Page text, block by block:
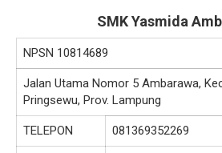
SMK Yasmida
NPSN 10814689
Jalan Utama Nomor 5 Ambarawa,
Pringsewu, Prov. Lampung
TELEPON 081369352269